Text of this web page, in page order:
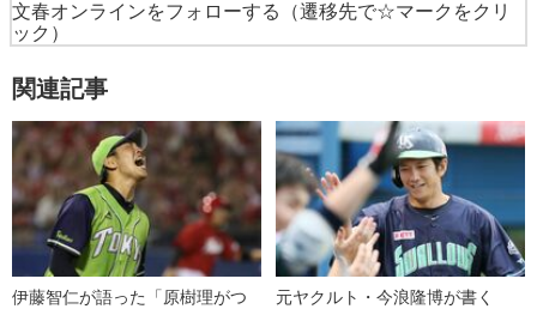
文春オンラインをフォローする
（遷移先で☆マークをクリ
ック）
関連記事
伊藤智仁が語った「原樹理がつ
元ヤクルト・今浪隆博が書く